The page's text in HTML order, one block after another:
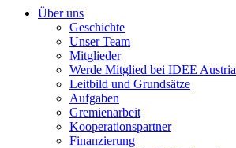
Über uns
Geschichte
Unser Team
Mitglieder
Werde Mitglied bei IDEE Austria
Leitbild und Grundsätze
Aufgaben
Gremienarbeit
Kooperationspartner
Finanzierung